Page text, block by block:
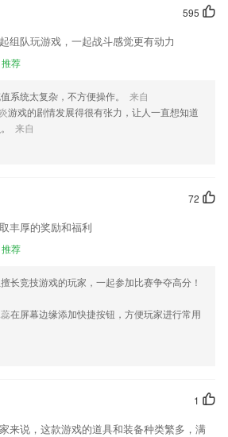
什么?
好看啦；
绍，如果您喜欢这款软件，您可以到应用商店
用经历，以帮助我们更好的对产品进行优化修
出后再次打开SCENE未跳到启动页
绍，如果您喜欢这款软件，您可以到应用商店
用经历，以帮助我们更好的对产品进行优化修
595
组队玩游戏，一起战斗感觉更有动力
推荐
系统太复杂，不方便操作。
来自
游戏的剧情发展得很有张力，让人一直想知道
来自
72
丰厚的奖励和福利
推荐
擅长竞技游戏的玩家，一起参加比赛争夺高分！
在屏幕边缘添加快捷按钮，方便玩家进行常用
1
来说，这款游戏的道具和装备种类繁多，满